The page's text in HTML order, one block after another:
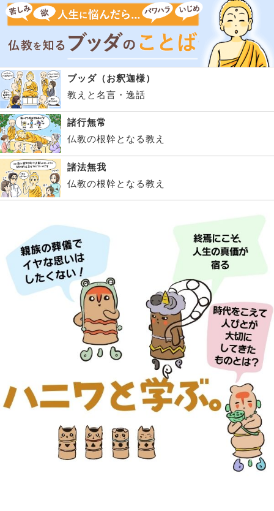
ブッダ（お釈迦様）
教えと名言・逸話
諸行無常
仏教の根幹となる教え
諸法無我
仏教の根幹となる教え